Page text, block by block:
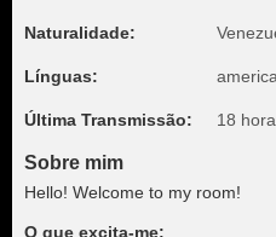
Naturalidade:
Línguas:
Última Transmissão: 18
Sobre mim
Hello! Welcome to my room!
O que excita-me: